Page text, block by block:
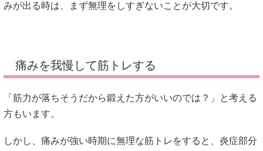
みが出る時は、まず無理をしすぎないことが大切です。
痛みを我慢して筋トレする
「筋力が落ちそうだから鍛えた方がいいのでは？」と考える
方もいます。
しかし、痛みが強い時期に無理な筋トレをすると、炎症部分